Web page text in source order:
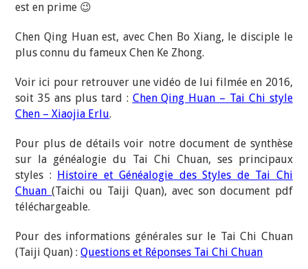
est en prime 😉
Chen Qing Huan est, avec Chen Bo Xiang, le disciple le
plus connu du fameux Chen Ke Zhong.
Voir ici pour retrouver une vidéo de lui filmée en 2016,
soit 35 ans plus tard : Chen Qing Huan – Tai Chi style
Chen – Xiaojia Erlu.
Pour plus de détails voir notre document de synthèse
sur la généalogie du Tai Chi Chuan, ses principaux
styles : Histoire et Généalogie des Styles de Tai Chi
Chuan(Taichi ou Taiji Quan), avec son document pdf
téléchargeable.
Pour des informations générales sur le Tai Chi Chuan
(Taiji Quan) :Questions et Réponses Tai Chi Chuan